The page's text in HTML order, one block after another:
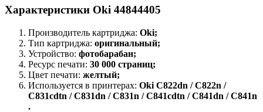
Характеристики Oki 44844405
Производитель картриджа: Oki;
Тип картриджа: оригинальный;
Устройство: фотобарабан;
Ресурс печати: 30 000 страниц;
Цвет печати: желтый;
Используется в принтерах: Oki C822dn / C822n /
C831cdtn / C831dn / C831n / C841cdtn / C841dn / C841n
.